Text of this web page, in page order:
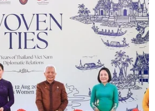
du lịch Việt Nam đang đón
dụng/thẻ ghi nợ/trả trước.